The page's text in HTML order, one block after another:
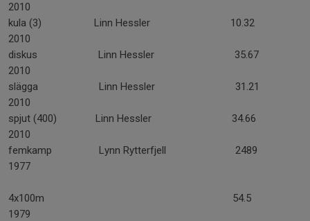
2010
kula (3) Linn Hessler 10.32
2010
diskus Linn Hessler 35.67
2010
slägga Linn Hessler 31.21
2010
spjut (400) Linn Hessler 34.66
2010
femkamp Lynn Rytterfjell 2489
1977
4x100m 54.5
1979